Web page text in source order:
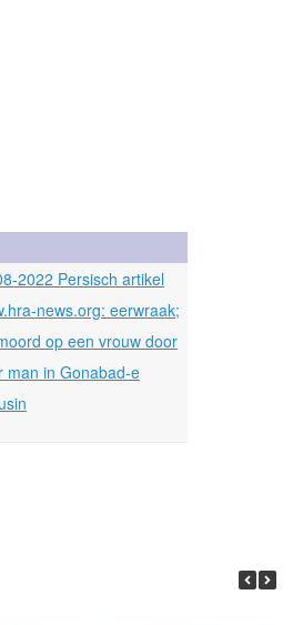
2022 Persisch artikel
news.org: eerwraak;
op een vrouw door
man in Gonabad-e